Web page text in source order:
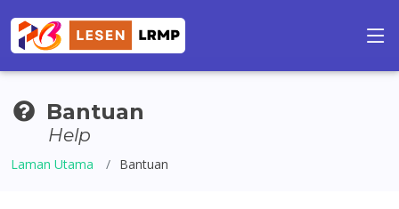
Bantuan
Help
Laman Utama Bantuan